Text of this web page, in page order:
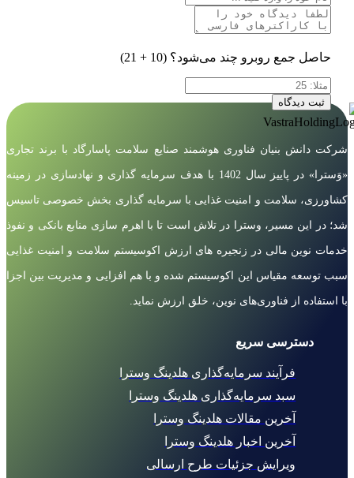
حاصل جمع روبرو چند می‌شود؟ (10 + 21)
ثبت دیدگاه
شرکت دانش بنیان فناوری هوشمند صنایع سلامت پاسارگاد با برند تجاری
«وَسترا» در پاییز سال 1402 با هدف سرمایه گذاری و نهادسازی در زمینه
کشاورزی، سلامت و امنیت غذایی با سرمایه گذاری بخش خصوصی تاسیس
شد؛ در این مسیر، وسترا در تلاش است تا با اهرم سازی منابع بانکی و نفوذ
خدمات نوین مالی در زنجیره های ارزش اکوسیستم سلامت و امنیت غذایی
سبب توسعه مقیاس این اکوسیستم شده و با هم افزایی و مدیریت بین اجزا
با استفاده از فناوری‌های نوین، خلق ارزش نماید.
دسترسی سریع
فرآیند سرمایه‌گذاری هلدینگ وسترا
سبد سرمایه‌گذاری هلدینگ وسترا
آخرین مقالات هلدینگ وسترا
آخرین اخبار هلدینگ وسترا
ویرایش جزئیات طرح ارسالی